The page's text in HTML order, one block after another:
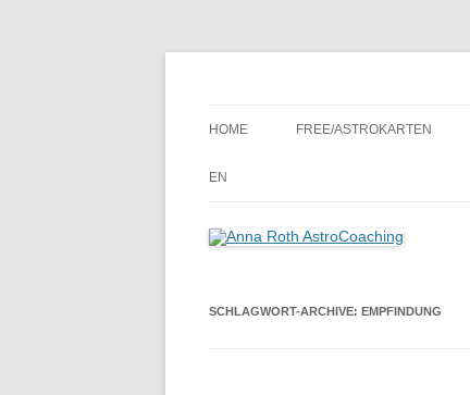
HOME FREE/ASTROKARTEN
EN
SCHLAGWORT-ARCHIVE: EMPFINDUNG